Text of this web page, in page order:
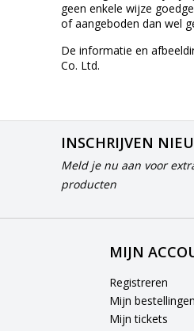
geen enkele wijze
of aangeboden dan wel
De informatie en
Co. Ltd.
INSCHRIJVEN
Meld je nu aan voor
producten
MIJN
Registreren
Mijn bestellingen
Mijn tickets